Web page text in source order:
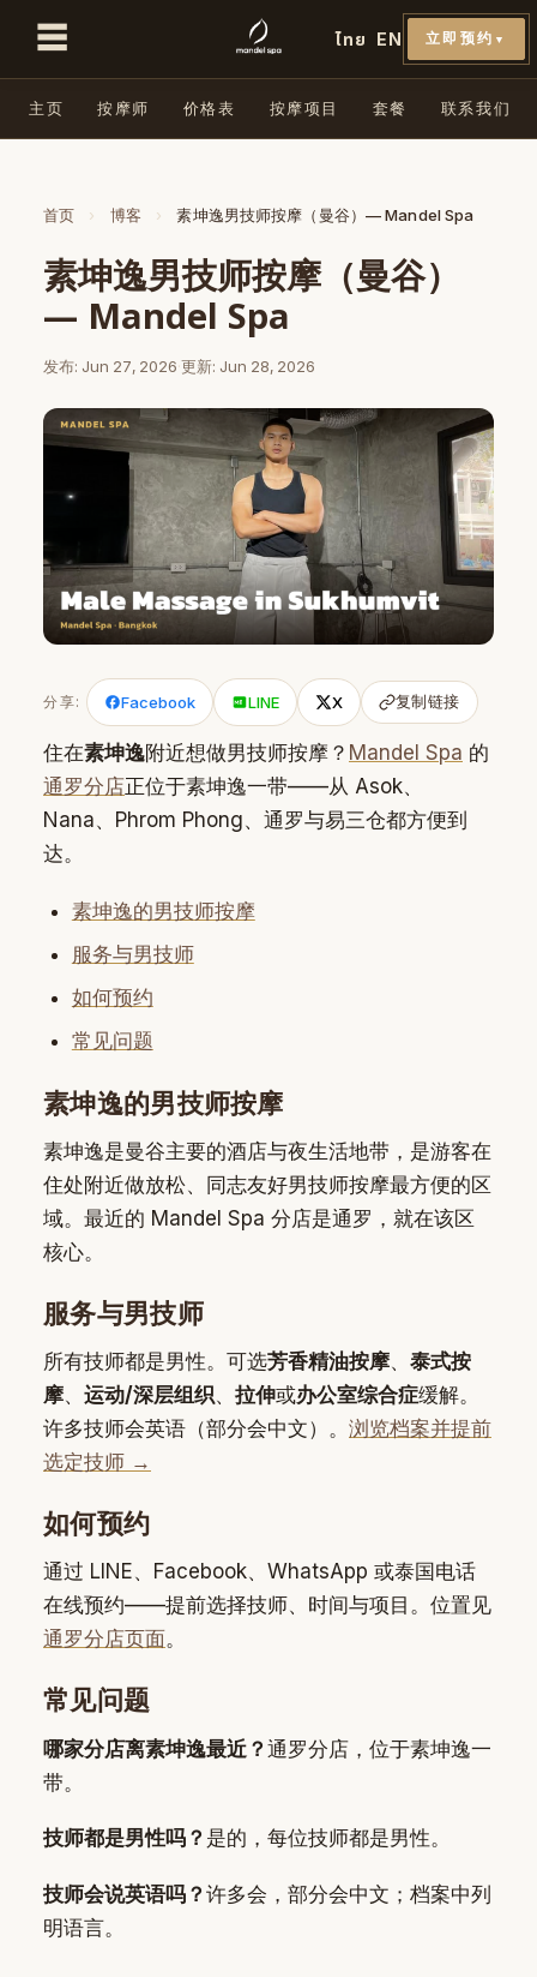
☰ ไทย EN 立即预约 ▼
主页 按摩师 价格表 按摩项目 套餐 联系我们
首页 › 博客 › 素坤逸男技师按摩（曼谷）— Mandel Spa
素坤逸男技师按摩（曼谷）
— Mandel Spa
发布: Jun 27, 2026·更新: Jun 28, 2026
分享: Facebook LINE X 复制链接
住在素坤逸附近想做男技师按摩？ Mandel Spa 的
通罗分店正位于素坤逸一带——从 Asok、
Nana、Phrom Phong、通罗与易三仓都方便到
达。
素坤逸的男技师按摩
服务与男技师
如何预约
常见问题
素坤逸的男技师按摩
素坤逸是曼谷主要的酒店与夜生活地带，是游客在
住处附近做放松、同志友好男技师按摩最方便的区
域。最近的 Mandel Spa 分店是通罗，就在该区
核心。
服务与男技师
所有技师都是男性。可选芳香精油按摩、 泰式按
摩、 运动/深层组织、 拉伸或办公室综合症缓解。
许多技师会英语（部分会中文）。 浏览档案并提前
选定技师 →
如何预约
通过 LINE、Facebook、WhatsApp 或泰国电话
在线预约——提前选择技师、时间与项目。位置见
通罗分店页面。
常见问题
哪家分店离素坤逸最近？ 通罗分店，位于素坤逸一
带。
技师都是男性吗？ 是的，每位技师都是男性。
技师会说英语吗？ 许多会，部分会中文；档案中列
明语言。